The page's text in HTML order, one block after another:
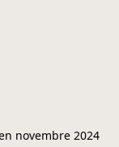
novembre 2024